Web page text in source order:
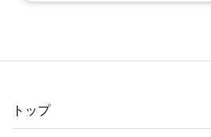
トップ